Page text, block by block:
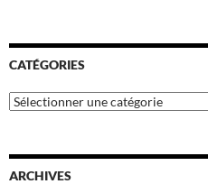
CATÉGORIES
Catégories
ARCHIVES